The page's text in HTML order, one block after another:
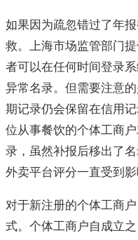
如果因为疏忽错过了年
救。上海市场监管部门
者可以在任何时间登录
异常名录。但需要注意
期记录仍会保留在信用
位从事餐饮的个体工商
录，虽然补报后移出了
外卖平台评分一直受到影
对于新注册的个体工商
式。个体工商户自成立